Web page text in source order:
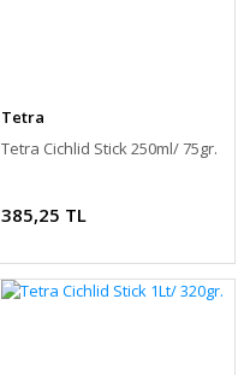
Tetra
Tetra Cichlid Stick 250ml/ 75gr.
385,25 TL